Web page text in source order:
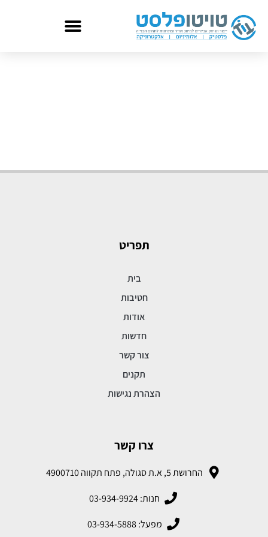
תפריט
בית
חטיבות
אודות
חדשות
צור קשר
תקנים
הצהרת נגישות
צרו קשר
החרושת 5, א.ת סגולה, פתח תקווה 4900710
חנות: 03-934-9924
מפעל: 03-934-5888